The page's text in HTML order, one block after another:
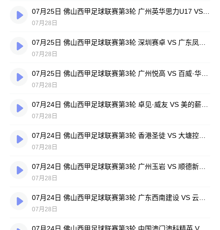
07月28日
07月28日
07月28日
07月28日
07月28日
07月28日
07月28日